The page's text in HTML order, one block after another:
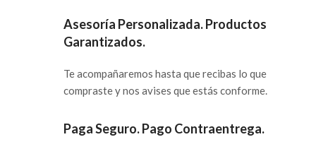
Asesoría Personalizada. Productos
Garantizados.
Te acompañaremos hasta que recibas lo que
compraste y nos avises que estás conforme.
Paga Seguro. Pago Contraentrega.